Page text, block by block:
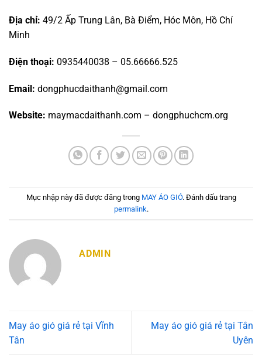
Địa chỉ: 49/2 Ấp Trung Lân, Bà Điểm, Hóc Môn, Hồ Chí
Minh
Điện thoại: 0935440038 – 05.66666.525
Email: dongphucdaithanh@gmail.com
Website: maymacdaithanh.com – dongphuchcm.org
Mục nhập này đã được đăng trong MAY ÁO GIÓ. Đánh dấu trang
permalink.
ADMIN
May áo gió giá rẻ tại Vĩnh
Tân
May áo gió giá rẻ tại Tân
Uyên